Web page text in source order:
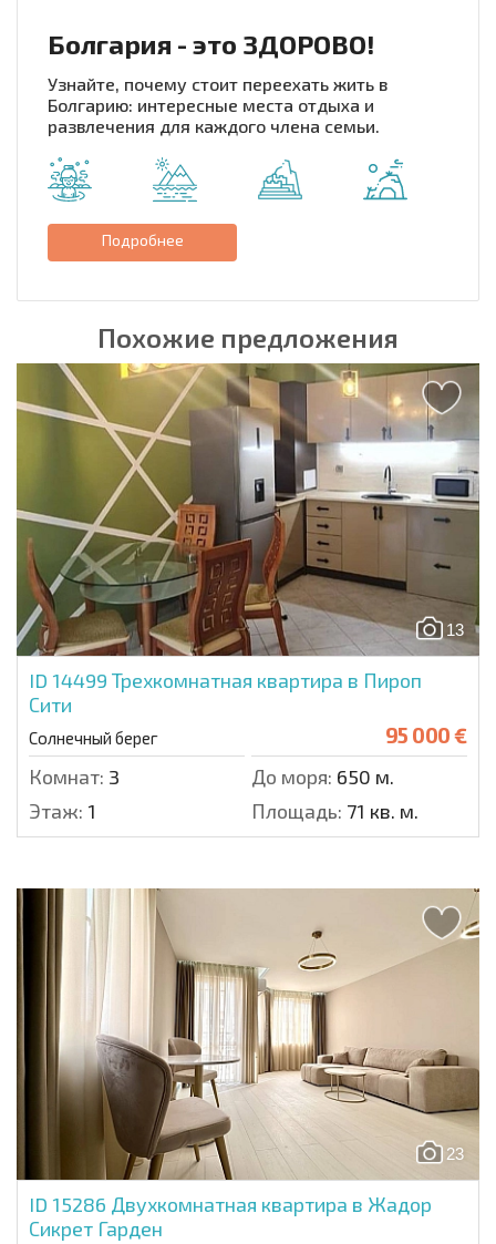
Болгария - это ЗДОРОВО!
Узнайте, почему стоит переехать жить в
Болгарию: интересные места отдыха и
развлечения для каждого члена семьи.
Подробнее
Похожие предложения
13
ID 14499 Трехкомнатная квартира в Пироп
Сити
Солнечный берег 95 000 €
Комнат: 3 До моря: 650 м.
Этаж: 1 Площадь: 71 кв. м.
23
ID 15286 Двухкомнатная квартира в Жадор
Сикрет Гарден